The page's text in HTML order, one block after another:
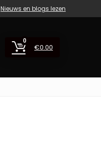
Nieuws en blogs lezen
0
€0.00